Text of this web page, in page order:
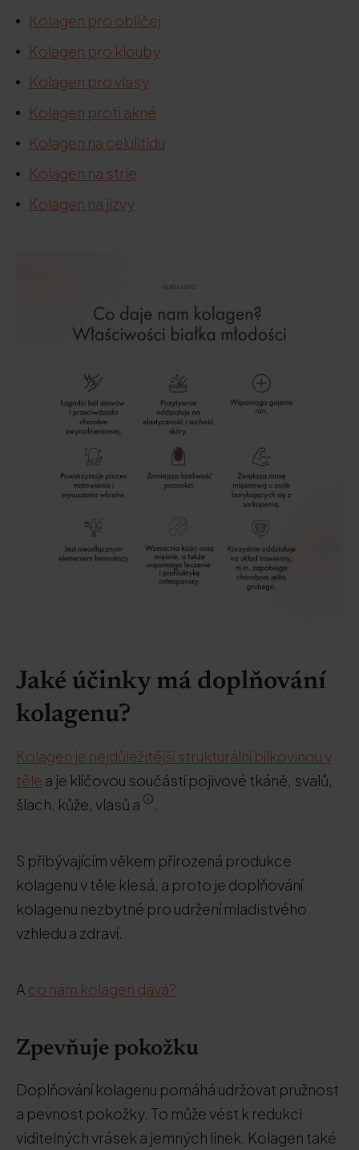
Kolagen pro obličej
Kolagen pro klouby
Kolagen pro vlasy
Kolagen proti akné
Kolagen na celulitidu
Kolagen na strie
Kolagen na jizvy
Jaké účinky má doplňování
kolagenu?
Kolagen je nejdůležitější strukturální bílkovinou v
těle a je klíčovou součástí pojivové tkáně, svalů,
šlach, kůže, vlasů a
S přibývajícím věkem přirozená produkce
kolagenu v těle klesá, a proto je doplňování
kolagenu nezbytné pro udržení mladistvého
vzhledu a zdraví.
A co nám kolagen dává?
Zpevňuje pokožku
Doplňování kolagenu pomáhá udržovat pružnost
a pevnost pokožky. To může vést k redukci
viditelných vrásek a jemných linek. Kolagen také